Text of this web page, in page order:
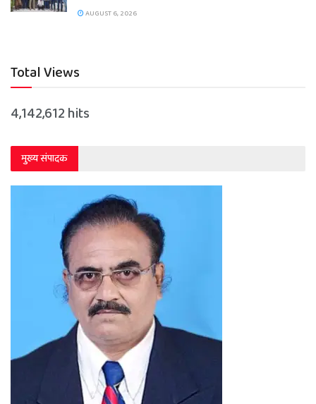
AUGUST 6, 2026
Total Views
4,142,612 hits
मुख्य संपादक